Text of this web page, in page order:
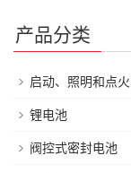
产品分类
启动、照明和点
锂电池
阀控式密封电池